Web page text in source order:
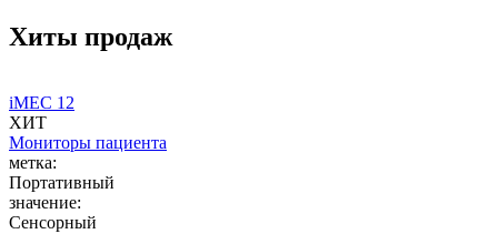
Хиты продаж
iMEC 12
ХИТ
Мониторы пациента
метка:
Портативный
значение:
Сенсорный